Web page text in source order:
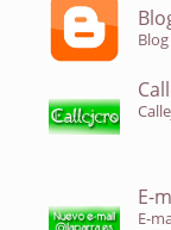
Blog
E-
E-